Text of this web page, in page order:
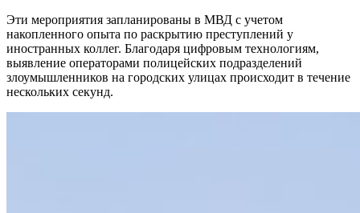
Эти мероприятия запланированы в МВД с учетом
накопленного опыта по раскрытию преступлений у
иностранных коллег. Благодаря цифровым технологиям,
выявление операторами полицейских подразделений
злоумышленников на городских улицах происходит в течение
нескольких секунд.